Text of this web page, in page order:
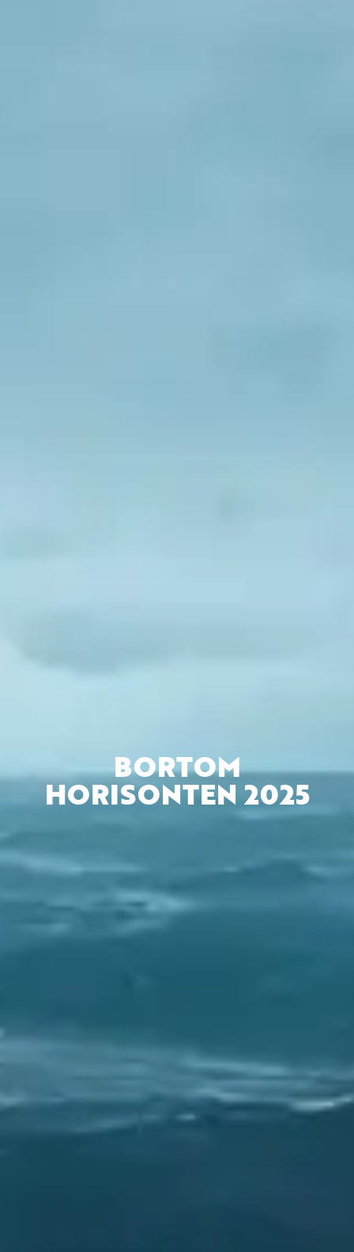
BORTOM
HORISONTEN 2025